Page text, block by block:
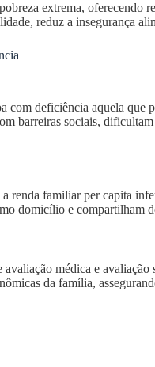
extrema, oferecendo
reduz a insegurança
com deficiência aquela
barreiras sociais,
renda familiar per capita
domicílio e compartilham
médica e
da família,